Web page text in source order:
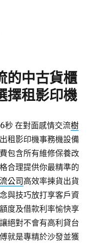
的中古貨櫃
擇租影印機
秒 在對面感情交流樹
租影印機事務機設備
包含所有維修保養改
合理提供你最精準的
公司 高效率揀貨出貨
與技巧放打享客戶資
度及借款利率愉快享
讓絕對不會有高利貸台
就是專精於沙發並獲